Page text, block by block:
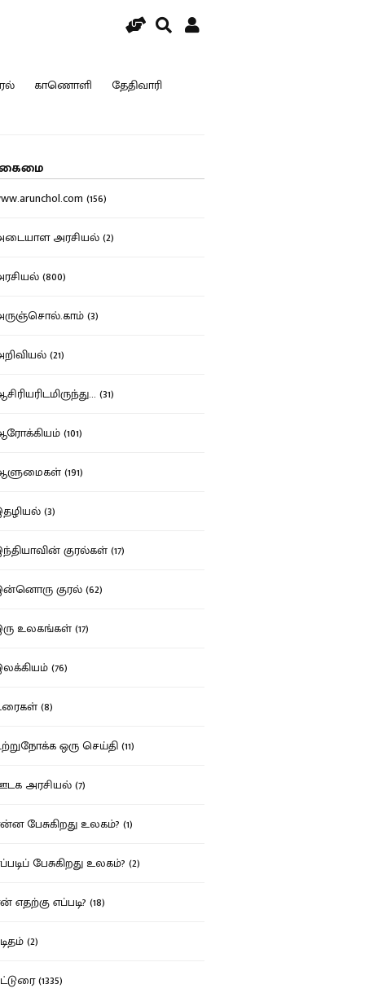
காணொளி தேதிவாரி
(156)
அரசியல் (2)
(800)
(3)
(21)
(31)
(101)
(191)
(3)
குரல்கள் (17)
குரல் (62)
உலகங்கள் (17)
(76)
(8)
ஒரு செய்தி (11)
அரசியல் (7)
பேசுகிறது உலகம்? (1)
பேசுகிறது உலகம்? (2)
எதற்கு எப்படி? (18)
(2)
(1335)